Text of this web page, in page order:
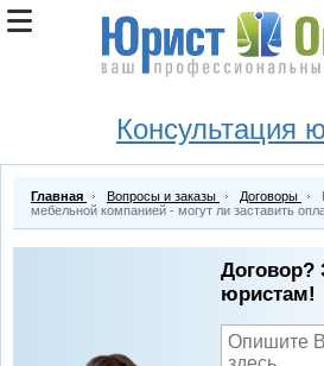
Консультация
Главная Вопросы и заказы Договоры
мебельной компанией - могут ли заставить
Договор?
юристам!